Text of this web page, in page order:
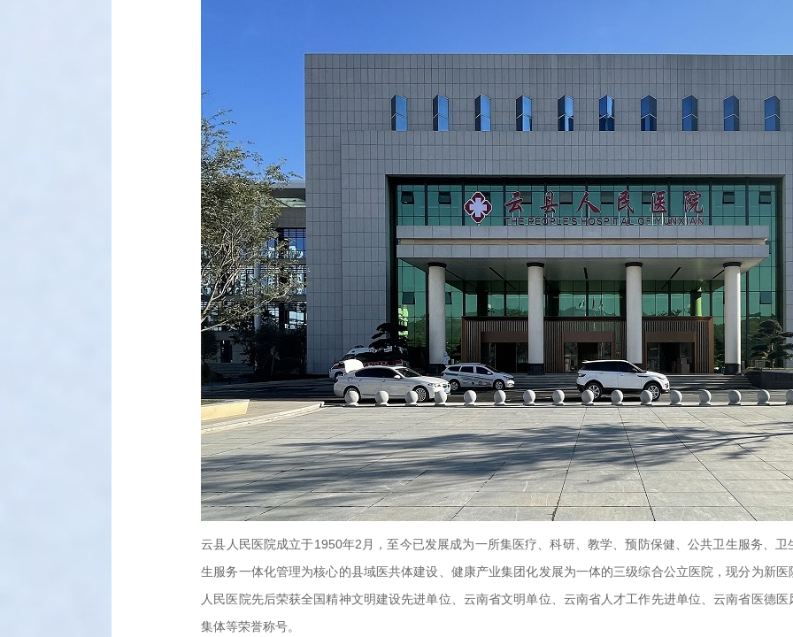
云县人民医院成立于1950年2月，至今已发展成为一所集医疗、科研、教学、预防保健、公共卫生服务、
生服务一体化管理为核心的县域医共体建设、健康产业集团化发展为一体的三级综合公立医院，现分为新
人民医院先后荣获全国精神文明建设先进单位、云南省文明单位、云南省人才工作先进单位、云南省医德
集体等荣誉称号。